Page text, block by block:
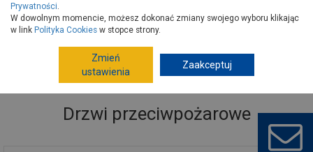
Drzwi przeciwpożarowe
Prywatności.
W dowolnym momencie, możesz dokonać zmiany swojego wyboru klikając
w link Polityka Cookies w stopce strony.
Zmień
ustawienia
Zaakceptuj